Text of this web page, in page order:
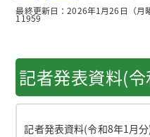
最終更新日：2026年1月26日（
11959
記者発表資料(
記者発表資料(令和8年1月